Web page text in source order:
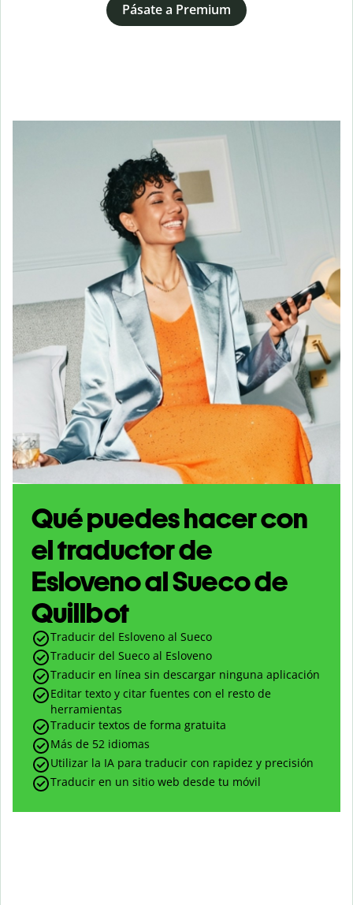
Pásate a Premium
Qué puedes hacer con
el traductor de
Esloveno al Sueco de
Quillbot
Traducir del Esloveno al Sueco
Traducir del Sueco al Esloveno
Traducir en línea sin descargar ninguna aplicación
Editar texto y citar fuentes con el resto de
herramientas
Traducir textos de forma gratuita
Más de 52 idiomas
Utilizar la IA para traducir con rapidez y precisión
Traducir en un sitio web desde tu móvil